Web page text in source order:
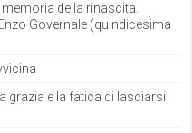
memoria della rinascita.
Governale (quindicesima
grazia e la fatica di lasciarsi